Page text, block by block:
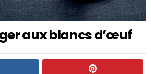
aux blancs d’œuf